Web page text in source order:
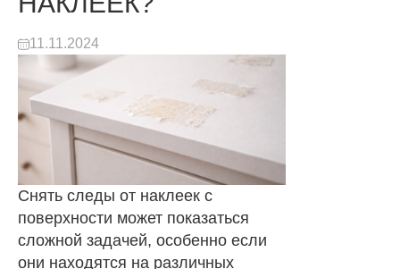
11.11.2024
Снять следы от наклеек с
поверхности может показаться
сложной задачей, особенно если
они находятся на различных